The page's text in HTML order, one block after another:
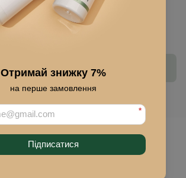
Отримай знижку 7%
на перше замовлення
*
Підписатися
Купити
До обраного